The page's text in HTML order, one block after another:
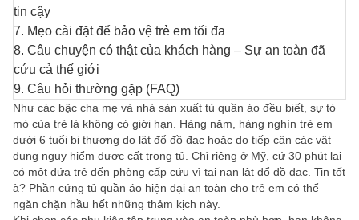
tin cậy
7. Mẹo cài đặt để bảo vệ trẻ em tối đa
8. Câu chuyện có thật của khách hàng – Sự an toàn đã
cứu cả thế giới
9. Câu hỏi thường gặp (FAQ)
Như các bậc cha mẹ và nhà sản xuất tủ quần áo đều biết, sự tò
mò của trẻ là không có giới hạn. Hàng năm, hàng nghìn trẻ em
dưới 6 tuổi bị thương do lật đổ đồ đạc hoặc do tiếp cận các vật
dụng nguy hiểm được cất trong tủ. Chỉ riêng ở Mỹ, cứ 30 phút lại
có một đứa trẻ đến phòng cấp cứu vì tai nạn lật đổ đồ đạc. Tin tốt
à? Phần cứng tủ quần áo hiện đại an toàn cho trẻ em có thể
ngăn chặn hầu hết những thảm kịch này.